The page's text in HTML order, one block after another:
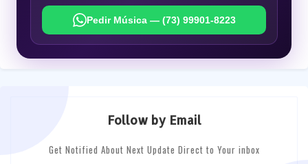
Pedir Música — (73) 99901-8223
Follow by Email
Get Notified About Next Update Direct to Your inbox